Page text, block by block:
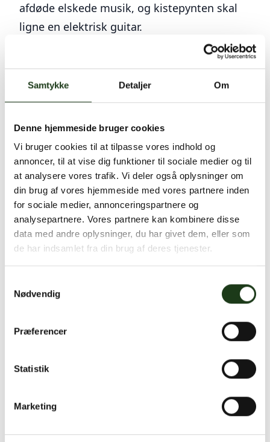
Samtykke Detaljer Om
Denne hjemmeside bruger cookies
Vi bruger cookies til at tilpasse vores indhold og
annoncer, til at vise dig funktioner til sociale medier og til
at analysere vores trafik. Vi deler også oplysninger om
din brug af vores hjemmeside med vores partnere inden
for sociale medier, annonceringspartnere og
analysepartnere. Vores partnere kan kombinere disse
data med andre oplysninger, du har givet dem, eller som
de har indsamlet fra din brug af deres tjenester.
Nødvendig
Præferencer
Statistik
Marketing
afdøde elskede musik, og kistepynten skal
ligne en elektrisk guitar.
Uanset hvad jeres ønske som pårørende må
være, så er Hjertebegravelses bedmænd i
stand til at hjælpe jer med at få dem opfyldt,
så længe det er lovligt.
Bedemand Henrik Andersen startede
Hillerød. Senere spredte forretningen sig
hele vejen langs Kongevejen – fra Hillerød til
København, og udvalgte byer i Nordsjælland.
Henriks ønske er at genindføre traditionelle